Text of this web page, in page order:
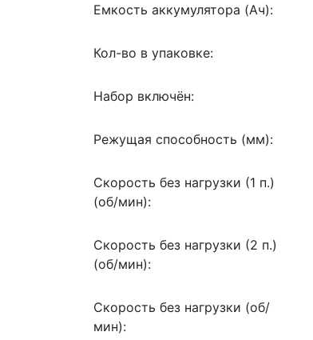
Емкость аккумулятора (Ач):
Кол-во в упаковке:
Набор включён:
Режущая способность (мм):
Скорость без нагрузки (1 п.)
(об/мин):
Скорость без нагрузки (2 п.)
(об/мин):
Скорость без нагрузки (об/
мин):